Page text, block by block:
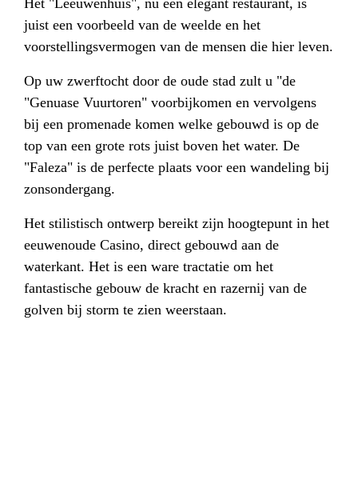
juist een voorbeeld van de weelde en het
voorstellingsvermogen van de mensen die hier leven.
Op uw zwerftocht door de oude stad zult u "de
"Genuase Vuurtoren" voorbijkomen en vervolgens
bij een promenade komen welke gebouwd is op de
top van een grote rots juist boven het water. De
"Faleza" is de perfecte plaats voor een wandeling bij
zonsondergang.
Het stilistisch ontwerp bereikt zijn hoogtepunt in het
eeuwenoude Casino, direct gebouwd aan de
waterkant. Het is een ware tractatie om het
fantastische gebouw de kracht en razernij van de
golven bij storm te zien weerstaan.